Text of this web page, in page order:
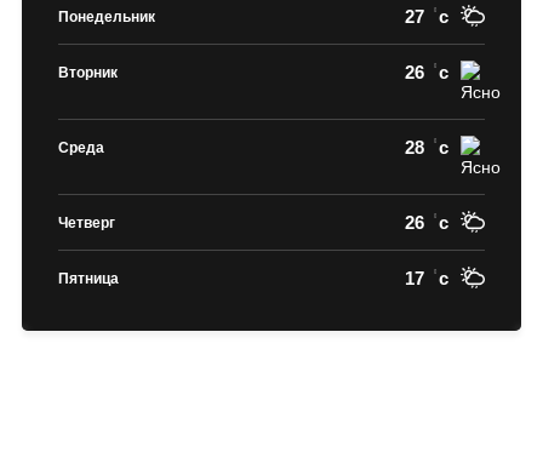
Понедельник 27 c
Вторник 26 c
Среда 28 c
Четверг 26 c
Пятница 17 c